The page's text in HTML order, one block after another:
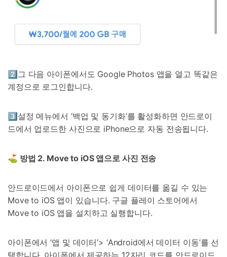
2️⃣그 다음 아이폰에서도 Google Photos 앱을 열고 똑같은
계정으로 로그인합니다.
3️⃣설정 메뉴에서 ‘백업 및 동기화’를 활성화하면 안드로이
드에서 업로드한 사진으로 iPhone으로 자동 전송됩니다.
⛳ 방법 2. Move to iOS 앱으로 사진 전송
안드로이드에서 아이폰으로 쉽게 데이터를 옮길 수 있는
Move to iOS 앱이 있습니다. 구글 플레이 스토어에서
Move to iOS 앱을 설치하고 실행합니다.
아이폰에서 ‘앱 및 데이터’> ‘Android에서 데이터 이동’를 선
택합니다. 아이폰에서 제공하는 12자리 코드를 안드로이드